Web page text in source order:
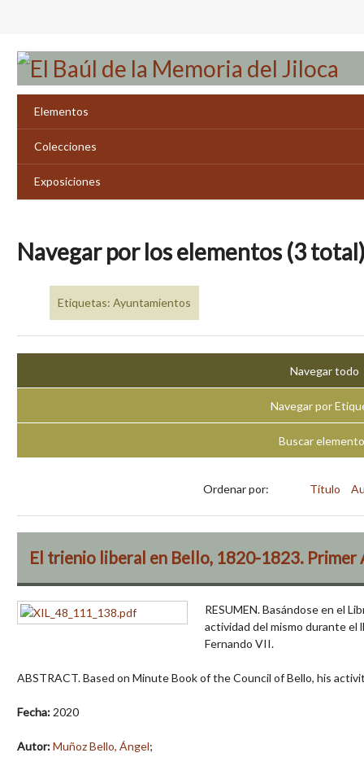
contenido
principal
Elementos
Colecciones
Exposiciones
Navegar por los elementos (3
Etiquetas: Ayuntamientos
Navegar todo
Navegar por
Buscar
Ordenar por: Título
El trienio liberal en Bello, 1820-1823.
RESUMEN. Basándose en el
actividad del mismo durante el
Fernando VII.
ABSTRACT. Based on Minute Book of the Council of Bello, his
Fecha: 2020
Autor:Muñoz Bello, Ángel;